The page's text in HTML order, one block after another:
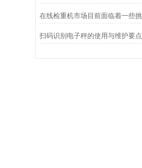
扫码识别电子秤的使用与维护要点